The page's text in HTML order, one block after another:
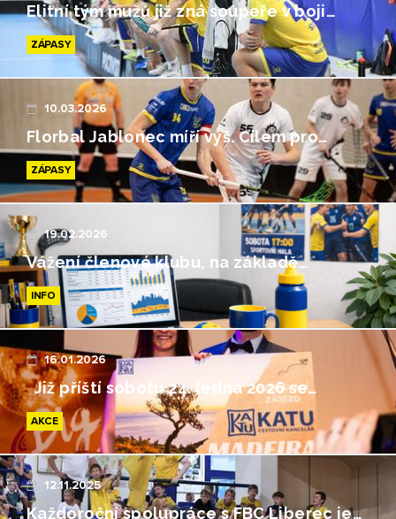
Elitní tým mužů již zná soupeře v boji…
ZÁPASY
10.03.2026
Florbal Jablonec míří výš. Cílem pro…
ZÁPASY
19.02.2026
Vážení členové klubu, na základě…
INFO
16.01.2026
Již příští sobotu 24. ledna 2026 se…
AKCE
12.11.2025
Každoroční spolupráce s FBC Liberec je…